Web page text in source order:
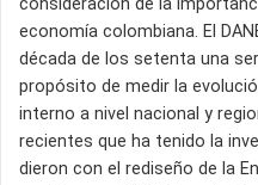
consideración de la
economía colombiana. El
década de los setenta una
propósito de medir la
interno a nivel nacional y
recientes que ha tenido la
dieron con el rediseño de la